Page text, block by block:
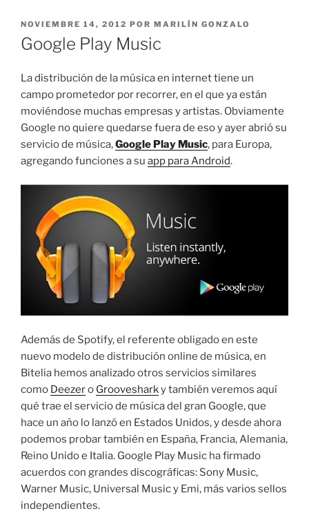
PUBLICADO
EL
NOVIEMBRE 14, 2012 POR MARILÍN GONZALO
Google Play Music
La distribución de la música en internet tiene un
campo prometedor por recorrer, en el que ya están
moviéndose muchas empresas y artistas. Obviamente
Google no quiere quedarse fuera de eso y ayer abrió su
servicio de música,Google Play Music, para Europa,
agregando funciones a su app para Android.
Además de Spotify, el referente obligado en este
nuevo modelo de distribución online de música, en
Bitelia hemos analizado otros servicios similares
como Deezero Groovesharky también veremos aquí
qué trae el servicio de música del gran Google, que
hace un año lo lanzó en Estados Unidos, y desde ahora
podemos probar también en España, Francia, Alemania,
Reino Unido e Italia. Google Play Music ha firmado
acuerdos con grandes discográficas: Sony Music,
Warner Music, Universal Music y Emi, más varios sellos
independientes.